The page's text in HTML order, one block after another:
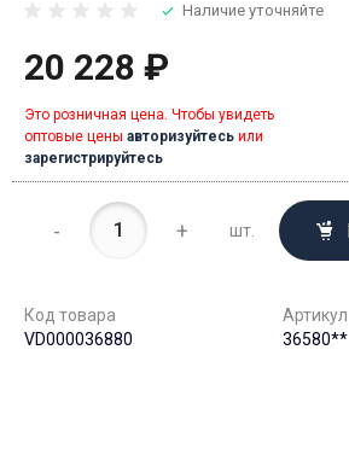
Наличие уточняйте
20 228 ₽
Это розничная цена. Чтобы увидеть
оптовые цены авторизуйтесь или
зарегистрируйтесь
- + шт.
Код товара
VD000036880
Артикул
36580**